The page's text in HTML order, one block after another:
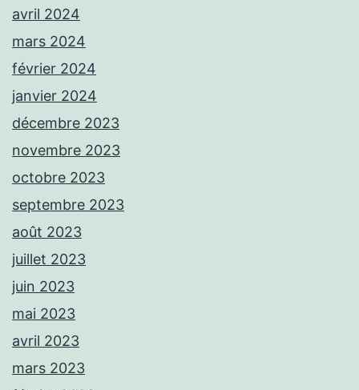
avril 2024
mars 2024
février 2024
janvier 2024
décembre 2023
novembre 2023
octobre 2023
septembre 2023
août 2023
juillet 2023
juin 2023
mai 2023
avril 2023
mars 2023